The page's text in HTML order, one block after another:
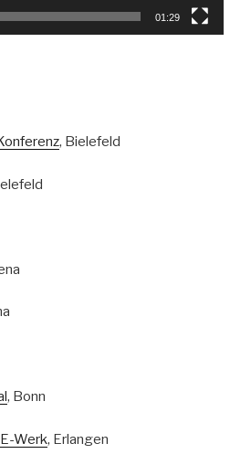
01:29
, Bielefeld
, Bonn
Werk, Erlangen